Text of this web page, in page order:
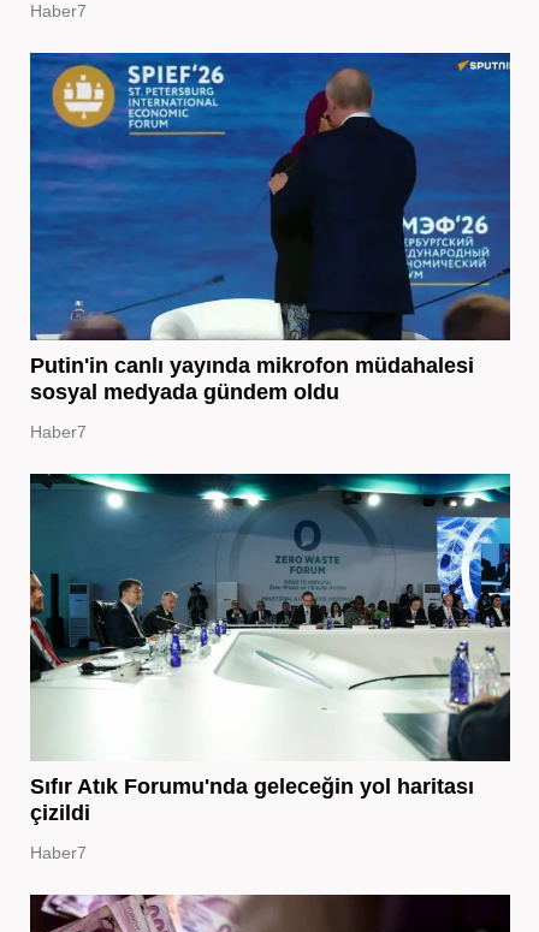
Haber7
Putin'in canlı yayında mikrofon müdahalesi
sosyal medyada gündem oldu
Haber7
Sıfır Atık Forumu'nda geleceğin yol haritası
çizildi
Haber7